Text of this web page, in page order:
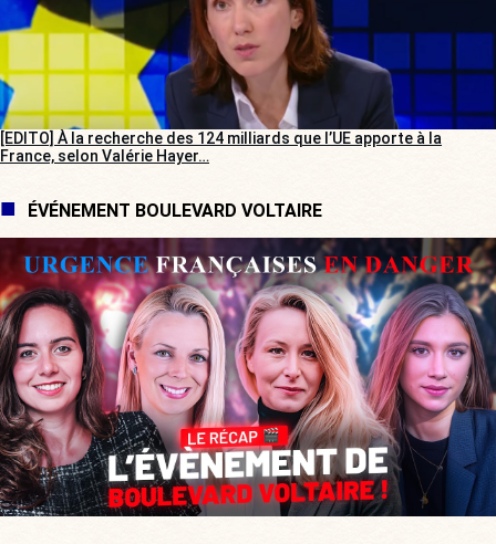
[EDITO] À la recherche des 124 milliards que l’UE apporte à la
France, selon Valérie Hayer…
ÉVÉNEMENT BOULEVARD VOLTAIRE